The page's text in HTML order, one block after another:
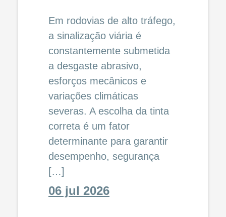
Em rodovias de alto tráfego,
a sinalização viária é
constantemente submetida
a desgaste abrasivo,
esforços mecânicos e
variações climáticas
severas. A escolha da tinta
correta é um fator
determinante para garantir
desempenho, segurança
[…]
06 jul 2026